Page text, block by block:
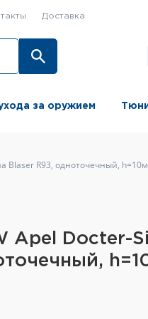
Доставка
за оружием
Blaser R93, одноточечный,
Apel Docter-